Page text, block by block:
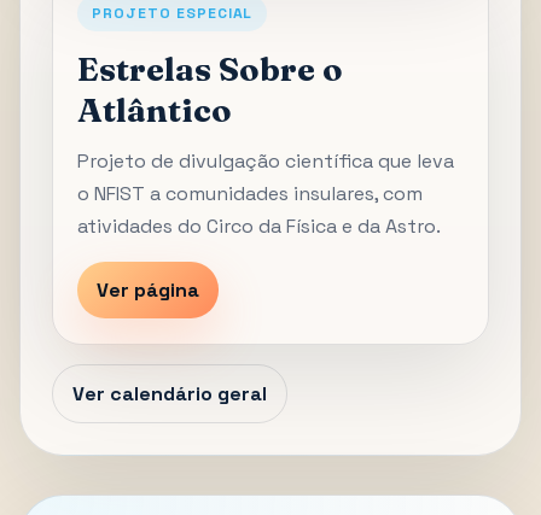
PROJETO ESPECIAL
Estrelas Sobre o
Atlântico
Projeto de divulgação científica que leva
o NFIST a comunidades insulares, com
atividades do Circo da Física e da Astro.
Ver página
Ver calendário geral